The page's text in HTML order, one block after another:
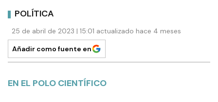
POLÍTICA
25 de abril de 2023 | 15:01 actualizado hace 4 meses
Añadir como fuente en
EN EL POLO CIENTÍFICO